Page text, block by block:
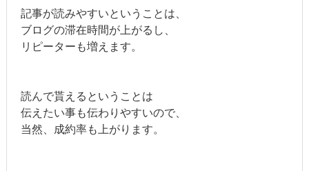
記事が読みやすいということは、
ブログの滞在時間が上がるし、
リピーターも増えます。
読んで貰えるということは
伝えたい事も伝わりやすいので、
当然、成約率も上がります。